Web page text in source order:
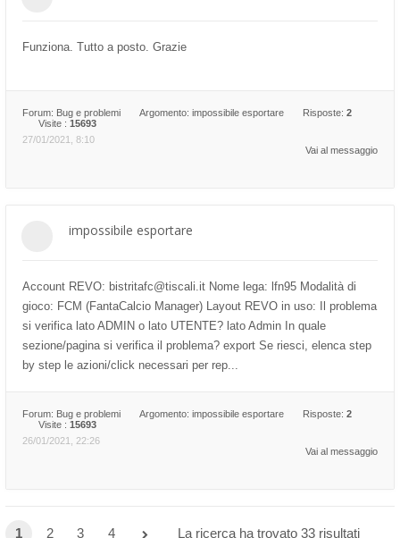
Funziona. Tutto a posto. Grazie
Forum: Bug e problemi Argomento: impossibile esportare Risposte: 2
Visite : 15693
27/01/2021, 8:10
Vai al messaggio
impossibile esportare
Account REVO: bistritafc@tiscali.it Nome lega: lfn95 Modalità di
gioco: FCM (FantaCalcio Manager) Layout REVO in uso: Il problema
si verifica lato ADMIN o lato UTENTE? lato Admin In quale
sezione/pagina si verifica il problema? export Se riesci, elenca step
by step le azioni/click necessari per rep...
Forum: Bug e problemi Argomento: impossibile esportare Risposte: 2
Visite : 15693
26/01/2021, 22:26
Vai al messaggio
1 2 3 4 La ricerca ha trovato 33 risultati